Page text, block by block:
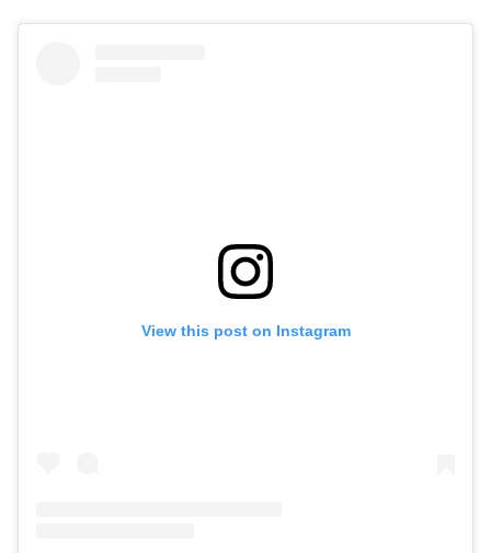
View this post on Instagram